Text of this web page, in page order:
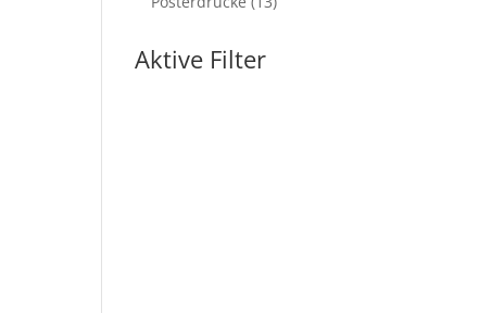
Aktive Filter